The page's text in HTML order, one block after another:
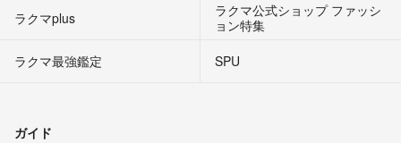
ラクマplus
ラクマ公式ショップ ファッシ
ョン特集
ラクマ最強鑑定
SPU
ガイド